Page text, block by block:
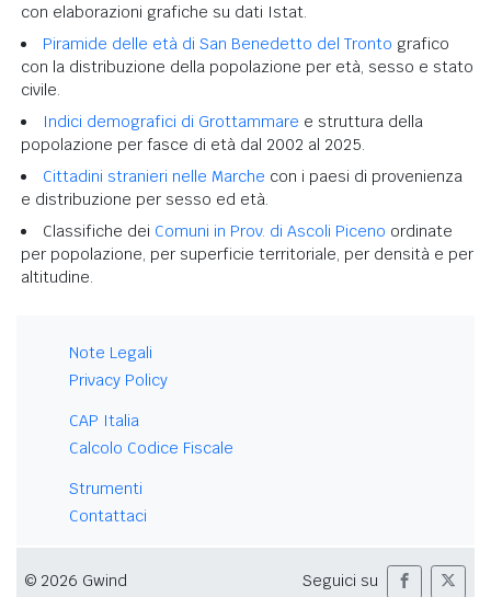
con elaborazioni grafiche su dati Istat.
Piramide delle età di San Benedetto del Tronto grafico
con la distribuzione della popolazione per età, sesso e stato
civile.
Indici demografici di Grottammare e struttura della
popolazione per fasce di età dal 2002 al 2025.
Cittadini stranieri nelle Marche con i paesi di provenienza
e distribuzione per sesso ed età.
Classifiche dei Comuni in Prov. di Ascoli Piceno ordinate
per popolazione, per superficie territoriale, per densità e per
altitudine.
Note Legali
Privacy Policy
CAP Italia
Calcolo Codice Fiscale
Strumenti
Contattaci
© 2026 Gwind Seguici su